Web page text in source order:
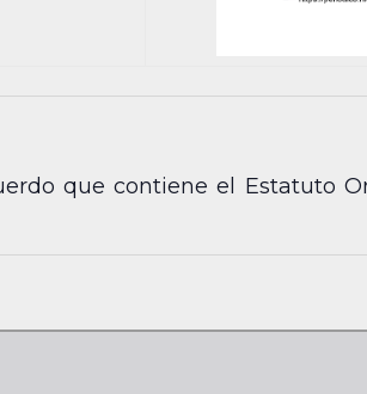
que contiene el Estatuto